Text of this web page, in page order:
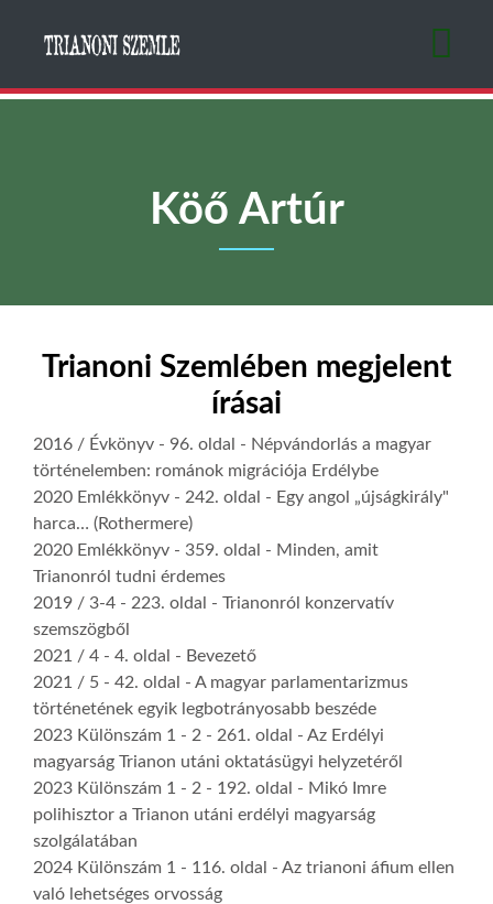
Köő Artúr
Trianoni Szemlében megjelent
írásai
2016 / Évkönyv - 96. oldal - Népvándorlás a magyar
történelemben: románok migrációja Erdélybe
2020 Emlékkönyv - 242. oldal - Egy angol „újságkirály"
harca… (Rothermere)
2020 Emlékkönyv - 359. oldal - Minden, amit
Trianonról tudni érdemes
2019 / 3-4 - 223. oldal - Trianonról konzervatív
szemszögből
2021 / 4 - 4. oldal - Bevezető
2021 / 5 - 42. oldal - A magyar parlamentarizmus
történetének egyik legbotrányosabb beszéde
2023 Különszám 1 - 2 - 261. oldal - Az Erdélyi
magyarság Trianon utáni oktatásügyi helyzetéről
2023 Különszám 1 - 2 - 192. oldal - Mikó Imre
polihisztor a Trianon utáni erdélyi magyarság
szolgálatában
2024 Különszám 1 - 116. oldal - Az trianoni áfium ellen
való lehetséges orvosság